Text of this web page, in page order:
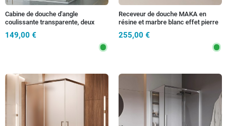
Cabine de douche d'angle
coulissante transparente, deux
149,00 €
Receveur de douche MAKA en
résine et marbre blanc effet pierre
255,00 €